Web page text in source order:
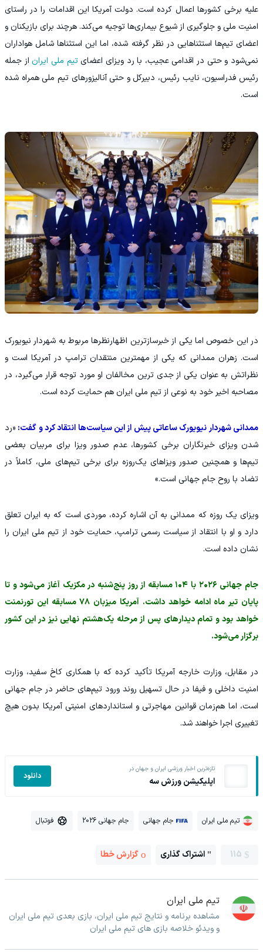
علیه برخی کشورها اعمال کرده است. دولت آمریکا این اقدامات را در راستای
امنیت ملی و جلوگیری از شیوع بیماری‌ها توجیه می‌کند. هرچند برای بازیکنان و
اعضای تیم‌ها استثناهایی در نظر گرفته شده، اما این استثناها شامل هواداران
نمی‌شود و حتی در اقدامی عجیب، با رد ویزای اعضایتیم ملی ایراناز جمله
رئیس فدراسیون، نایب رئیس، دبیرکل و حتی آنالیزورهای تیم ملی همراه شده
است.
در این خصوص اما یکی از خبرسازترین اظهارنظرها مربوط به شهردار نیویورک
است. زهران ممدانی که یکی از مهمترین منتقدان ترامپ در آمریکا است و
نظراتش به عنوان یکی از جدی ترین مخالفان او مورد توجه قرار می‌گیرد، در
مصاحبه اخیر خود به نوعی از تیم ملی ایران هم حمایت کرده است.
ممدانی شهردار نیویورک ساعاتی پیش از این سیاست‌ها انتقاد کرد و گفت: «رد
شدن ویزای خبرنگاران برخی کشورها، عدم صدور ویزا برای مربیان بعضی
تیم‌ها و همچنین صدور ویزاهای یک‌روزه برای برخی تیم‌های ملی، کاملاً در
تضاد با روح جام جهانی است.»
ویزای یک روزه که ممدانی به آن اشاره کرده، موردی است که به ایران تعلق
دارد و او با انتقاد از سیاست رسمی ترامپ، حمایت خود از تیم ملی ایران را
نشان داده است.
جام جهانی ۲۰۲۶ با ۱۰۴ مسابقه از روز پنج‌شنبه در مکزیک آغاز می‌شود و تا
پایان تیر ماه ادامه خواهد داشت. آمریکا میزبان ۷۸ مسابقه این تورنمنت
خواهد بود و تمام دیدارهای پس از مرحله یک‌هشتم نهایی نیز در این کشور
برگزار می‌شود.
در مقابل، وزارت خارجه آمریکا تأکید کرده که با همکاری کاخ سفید، وزارت
امنیت داخلی و فیفا در حال تسهیل روند ورود تیم‌های حاضر در جام جهانی
است، اما هم‌زمان قوانین مهاجرتی و استانداردهای امنیتی آمریکا بدون هیچ
تغییری اجرا خواهند شد.
تازه‌ترین اخبار ورزشی ایران و جهان در
اپلیکیشن ورزش سه دانلود
تیم ملی ایران جام جهانی جام جهانی 2026 فوتبال
115 اشتراک گذاری گزارش خطا
تیم ملی ایران
مشاهده برنامه و نتایج تیم ملی ایران، بازی بعدی تیم ملی ایران
و ویدئو خلاصه بازی های تیم ملی ایران